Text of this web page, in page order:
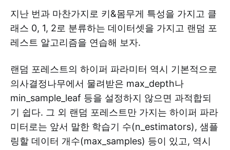
지난 번과 마찬가지로 키&몸무게 특성을 가지고 클
래스 0, 1, 2로 분류하는 데이터셋을 가지고 랜덤 포
레스트 알고리즘을 연습해 보자.
랜덤 포레스트의 하이퍼 파라미터 역시 기본적으로
의사결정나무에서 물려받은 max_depth나
min_sample_leaf 등을 설정하지 않으면 과적합되
기 쉽다. 그 외 랜덤 포레스트만 가지는 하이퍼 파라
미터로는 앞서 말한 학습기 수(n_estimators), 샘플
링할 데이터 개수(max_samples) 등이 있고, 역시